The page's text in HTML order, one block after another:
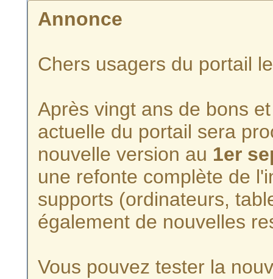
Annonce
Chers usagers du portail
Après vingt ans de bons
actuelle du portail sera
nouvelle version au 1er
une refonte complète de
supports (ordinateurs,
également de nouvelles
Vous pouvez tester la